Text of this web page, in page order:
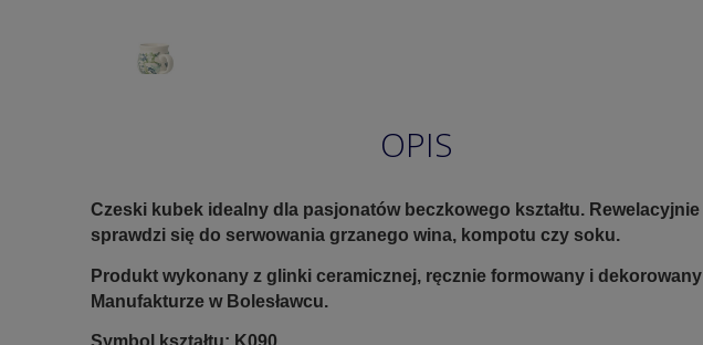
OPIS
Czeski kubek idealny dla pasjonatów beczkowego kształtu. Rewelacyjnie
sprawdzi się do serwowania grzanego wina, kompotu czy soku.
Produkt wykonany z glinki ceramicznej, ręcznie formowany i dekorowany
Manufakturze w Bolesławcu.